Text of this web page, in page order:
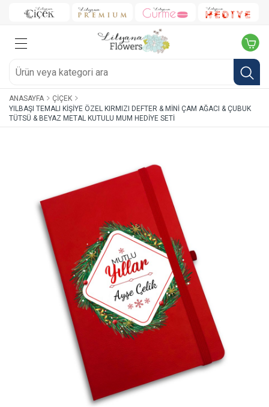
ANASAYFA
ÇIÇEK
YILBAŞI TEMALI KIŞIYE ÖZEL KIRMIZI DEFTER & MINI ÇAM AĞACI & ÇUBUK
TÜTSÜ & BEYAZ METAL KUTULU MUM HEDIYE SETI